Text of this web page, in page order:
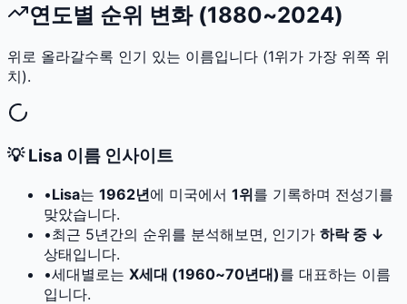
연도별 순위 변화 (1880~2024)
위로 올라갈수록 인기 있는 이름입니다 (1위가 가장 위쪽 위
치).
💡Lisa 이름 인사이트
•Lisa는 1962년에 미국에서 1위를 기록하며 전성기를
맞았습니다.
•최근 5년간의 순위를 분석해보면, 인기가 하락 중 ↓
상태입니다.
•세대별로는 X세대 (1960~70년대)를 대표하는 이름
입니다.